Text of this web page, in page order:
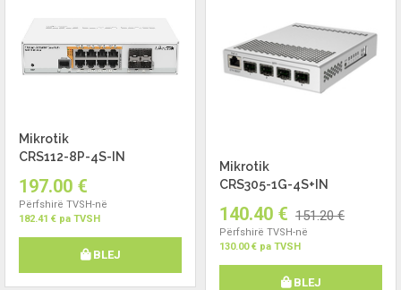
Mikrotik
CRS112-8P-4S-IN
197.00 €
Përfshirë TVSH-në
182.41 € pa TVSH
BLEJ
Mikrotik
CRS305-1G-4S+IN
140.40 € 151.20 €
Përfshirë TVSH-në
130.00 € pa TVSH
BLEJ